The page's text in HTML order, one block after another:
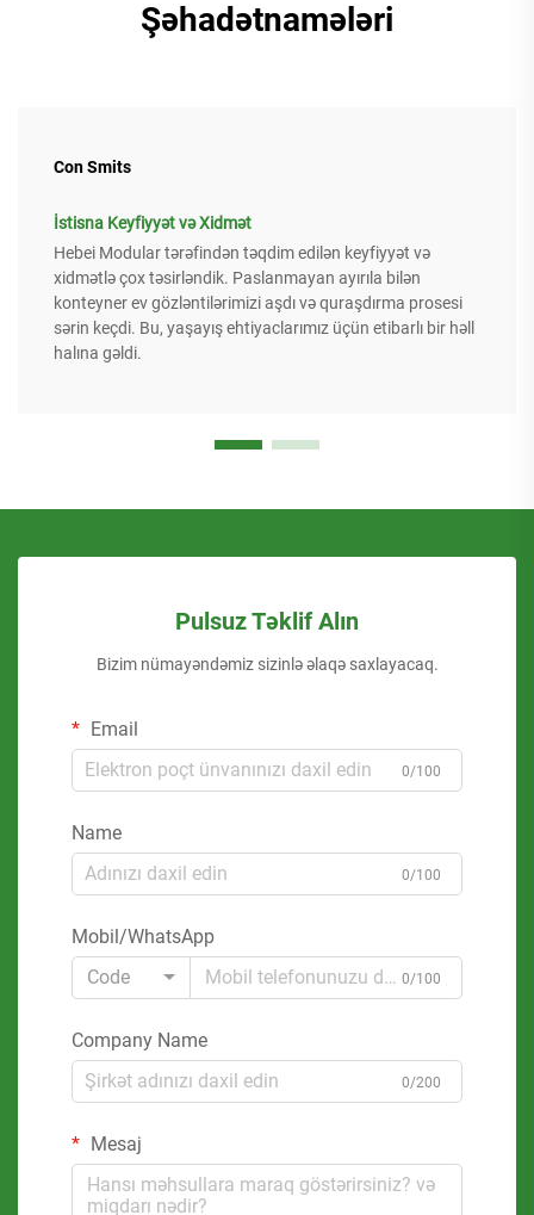
Şəhadətnamələri
Con Smits
İstisna Keyfiyyət və Xidmət
Hebei Modular tərəfindən təqdim edilən keyfiyyət və
xidmətlə çox təsirləndik. Paslanmayan ayırıla bilən
konteyner ev gözləntilərimizi aşdı və quraşdırma prosesi
sərin keçdi. Bu, yaşayış ehtiyaclarımız üçün etibarlı bir həll
halına gəldi.
Pulsuz Təklif Alın
Bizim nümayəndəmiz sizinlə əlaqə saxlayacaq.
Email
0/100
Name
0/100
Mobil/WhatsApp
Code
0/100
Company Name
0/200
Mesaj